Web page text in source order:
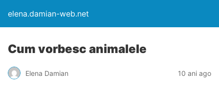
elena.damian-web.net
Cum vorbesc animalele
Elena Damian 10 ani ago